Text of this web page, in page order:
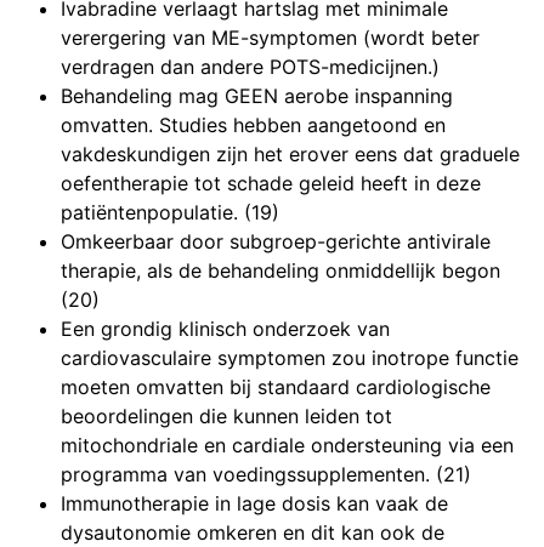
Ivabradine verlaagt hartslag met minimale
verergering van ME-symptomen (wordt beter
verdragen dan andere POTS-medicijnen.)
Behandeling mag GEEN aerobe inspanning
omvatten. Studies hebben aangetoond en
vakdeskundigen zijn het erover eens dat graduele
oefentherapie tot schade geleid heeft in deze
patiëntenpopulatie. (19)
Omkeerbaar door subgroep-gerichte antivirale
therapie, als de behandeling onmiddellijk begon
(20)
Een grondig klinisch onderzoek van
cardiovasculaire symptomen zou inotrope functie
moeten omvatten bij standaard cardiologische
beoordelingen die kunnen leiden tot
mitochondriale en cardiale ondersteuning via een
programma van voedingssupplementen. (21)
Immunotherapie in lage dosis kan vaak de
dysautonomie omkeren en dit kan ook de